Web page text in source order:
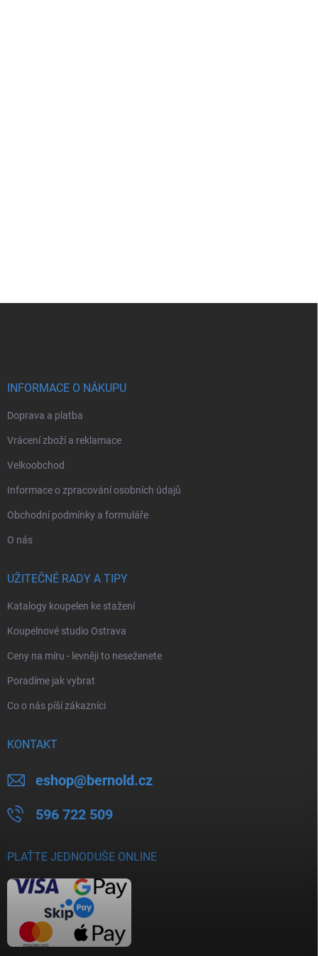
INFORMACE O NÁKUPU
Doprava a platba
Vrácení zboží a reklamace
Velkoobchod
Informace o zpracování osobních údajů
Obchodní podmínky a formuláře
O nás
UŽITEČNÉ RADY A TIPY
Katalogy koupelen ke stažení
Koupelnové studio Ostrava
Ceny na míru - levněji to neseženete
Poradíme jak vybrat
Co o nás píší zákazníci
KONTAKT
eshop@bernold.cz
596 722 509
PLAŤTE JEDNODUŠE ONLINE